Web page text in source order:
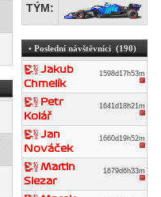
TÝM:
• Poslední návštěvníci (190)
Jakub
Chmelík
1598d17h53m
Petr
Kolář
1641d18h21m
Jan
Nováček
1660d19h52m
Martin
Slezar
1679d6h33m